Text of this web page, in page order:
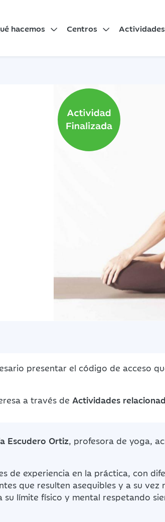
hacemos Centros Actividades
presentar el código de acceso
a través de Actividades
Escudero Ortiz, profesora de yoga,
de experiencia en la práctica, con
que resulten asequibles y a su vez
límite físico y mental respetando